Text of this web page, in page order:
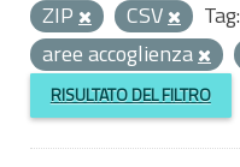
ZIP
CSV Tag:
aree accoglienza
RISULTATO DEL FILTRO